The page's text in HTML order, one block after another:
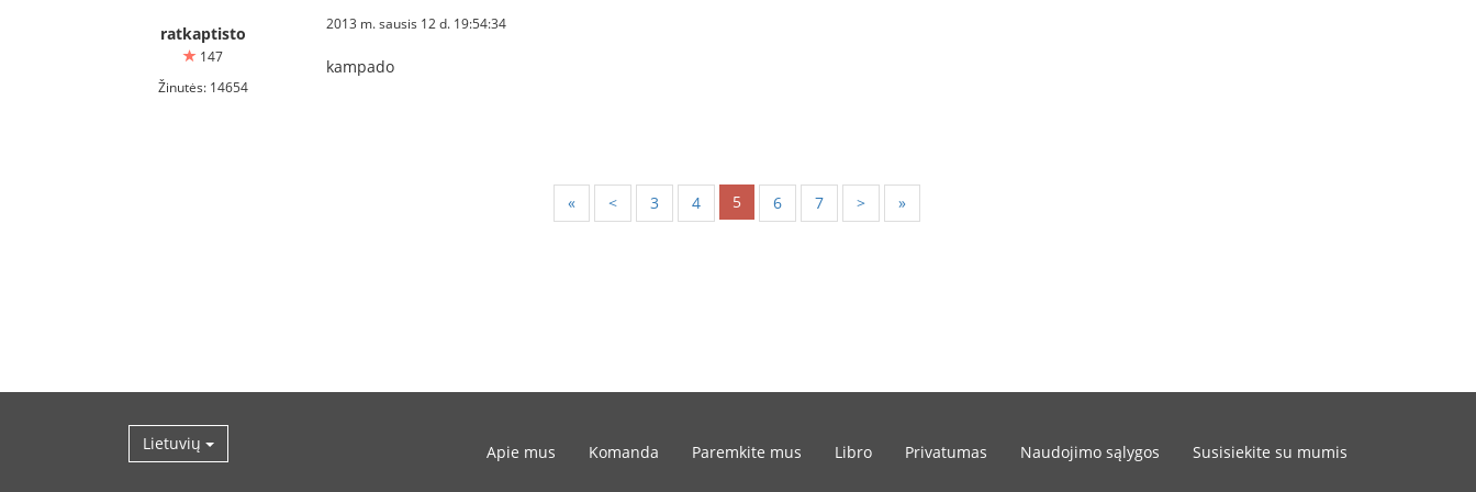
ratkaptisto
147
Žinutės: 14654
2013 m. sausis 12 d. 19:54:34
kampado
« < 3 4 5 6 7 > »
Lietuvių Apie mus Komanda Paremkite mus Libro Privatumas Naudojimo sąlygos Susisiekite su mumis